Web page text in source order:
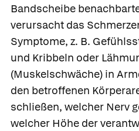
Bandscheibe
verursacht das
Symptome, z. B.
und Kribbeln oder
(Muskelschwäche) in
den betroffenen
schließen, welcher Nerv
welcher Höhe der